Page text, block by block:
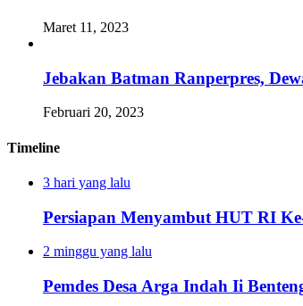
Maret 11, 2023
Jebakan Batman Ranperpres,
Februari 20, 2023
Timeline
3 hari yang lalu
Persiapan Menyambut HUT RI
2 minggu yang lalu
Pemdes Desa Arga Indah Ii